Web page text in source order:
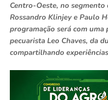
Centro-Oeste, no
Rossandro Klinjey e Paulo
programação será com
pecuarista Leo Chaves, da
compartilhando